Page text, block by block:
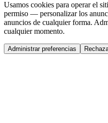
Usamos cookies para operar el
permiso — personalizar los
anuncios de cualquier forma.
cualquier momento.
Administrar preferencias